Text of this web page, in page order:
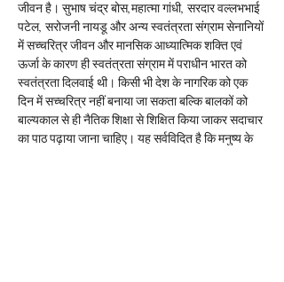
जीवन है। सुभाष चंद्र बोस,महात्मा गांधी, सरदार वल्लभभाई
पटेल, सरोजनी नायडू और अन्य स्वतंत्रता संग्राम सेनानियों
में सच्चरित्र जीवन और मानसिक आध्यात्मिक शक्ति एवं
ऊर्जा के कारण ही स्वतंत्रता संग्राम में पराधीन भारत को
स्वतंत्रता दिलवाई थी। किसी भी देश के नागरिक को एक
दिन में सच्चरित्र नहीं बनाया जा सकता बल्कि बालकों को
बाल्यकाल से ही नैतिक शिक्षा से शिक्षित किया जाकर सदाचार
का पाठ पढ़ाया जाना चाहिए। यह सर्वविदित है कि मनुष्य के